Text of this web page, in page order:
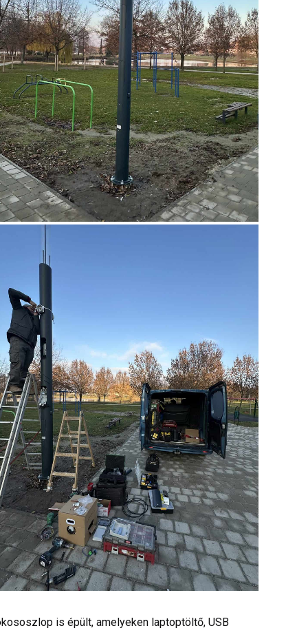
is épült, amelyeken laptoptöltő, USB